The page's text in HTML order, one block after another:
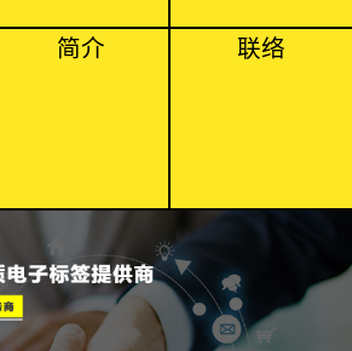
简介 联络